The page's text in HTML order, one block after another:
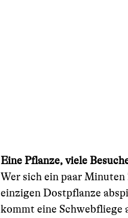
Eine Pflanze, viele
Wer sich ein paar
einzigen Dostpflanze
kommt eine Schwebfliege